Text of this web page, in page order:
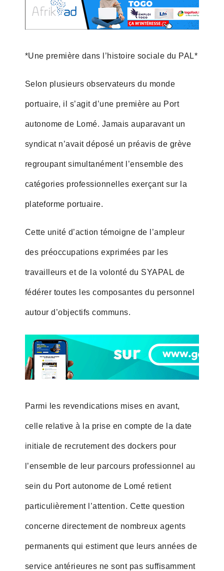
*Une première dans l’histoire sociale du PAL*
Selon plusieurs observateurs du monde
portuaire, il s’agit d’une première au Port
autonome de Lomé. Jamais auparavant un
syndicat n’avait déposé un préavis de grève
regroupant simultanément l’ensemble des
catégories professionnelles exerçant sur la
plateforme portuaire.
Cette unité d’action témoigne de l’ampleur
des préoccupations exprimées par les
travailleurs et de la volonté du SYAPAL de
fédérer toutes les composantes du personnel
autour d’objectifs communs.
Parmi les revendications mises en avant,
celle relative à la prise en compte de la date
initiale de recrutement des dockers pour
l’ensemble de leur parcours professionnel au
sein du Port autonome de Lomé retient
particulièrement l’attention. Cette question
concerne directement de nombreux agents
permanents qui estiment que leurs années de
service antérieures ne sont pas suffisamment